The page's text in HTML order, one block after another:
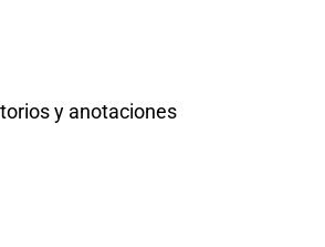
y anotaciones